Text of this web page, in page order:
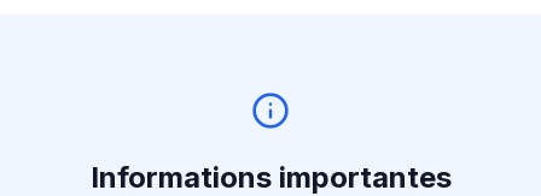
Informations importantes